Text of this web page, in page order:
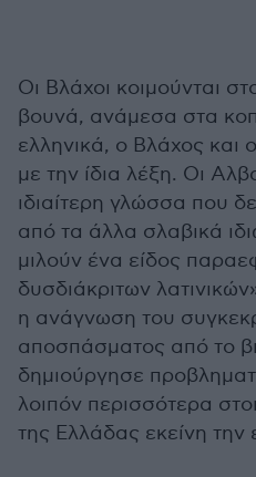
Οι Βλάχοι κοιμούνται
βουνά, ανάμεσα στα
ελληνικά, ο Βλάχος και
με την ίδια λέξη. Οι
ιδιαίτερη γλώσσα που
από τα άλλα σλαβικά
μιλούν ένα είδος
δυσδιάκριτων
η ανάγνωση του
αποσπάσματος από το
δημιούργησε
λοιπόν περισσότερα
της Ελλάδας εκείνη την